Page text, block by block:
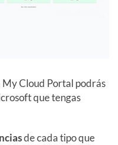
Cloud Portal podrás
que tengas
de cada tipo que